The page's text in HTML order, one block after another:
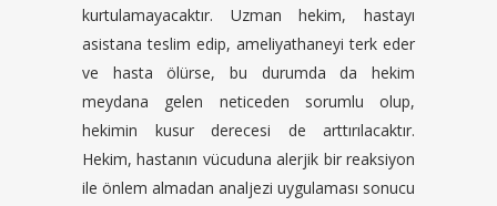
kurtulamayacaktır. Uzman hekim, hastayı
asistana teslim edip, ameliyathaneyi terk eder
ve hasta ölürse, bu durumda da hekim
meydana gelen neticeden sorumlu olup,
hekimin kusur derecesi de arttırılacaktır.
Hekim, hastanın vücuduna alerjik bir reaksiyon
ile önlem almadan analjezi uygulaması sonucu